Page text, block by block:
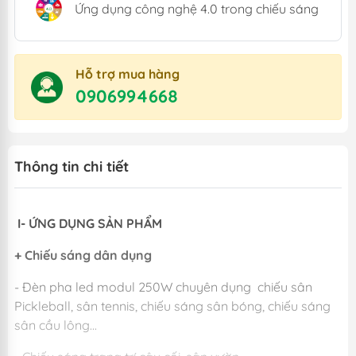
Ứng dụng công nghệ 4.0 trong chiếu sáng
Hỗ trợ mua hàng
0906994668
Thông tin chi tiết
I- ỨNG DỤNG SẢN PHẨM
+ Chiếu sáng dân dụng
- Đèn pha led modul 250W chuyên dụng chiếu sân
Pickleball, sân tennis, chiếu sáng sân bóng, chiếu sáng
sân cầu lông...